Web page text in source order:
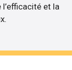
et la